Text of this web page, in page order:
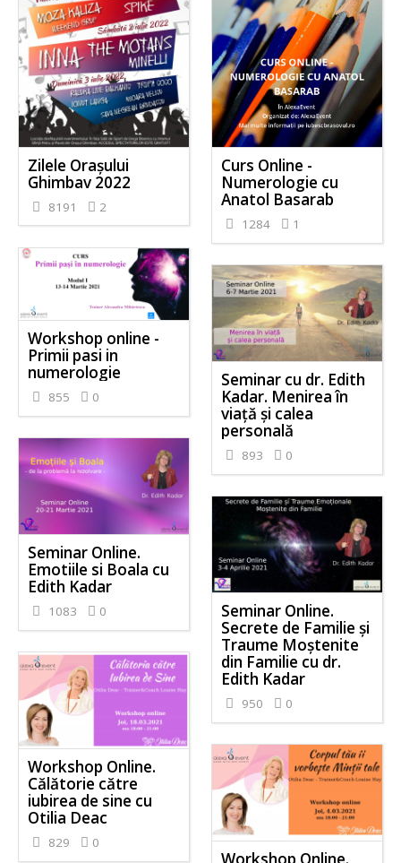
Zilele Orașului
Ghimbav 2022
8191 2
Curs Online -
Numerologie cu
Anatol Basarab
1284 1
Workshop online -
Primii pasi in
numerologie
855 0
Seminar cu dr. Edith
Kadar. Menirea în
viață și calea
personală
893 0
Seminar Online.
Emotiile si Boala cu
Edith Kadar
1083 0
Seminar Online.
Secrete de Familie și
Traume Moștenite
din Familie cu dr.
Edith Kadar
950 0
Workshop Online.
Călătorie către
iubirea de sine cu
Otilia Deac
829 0